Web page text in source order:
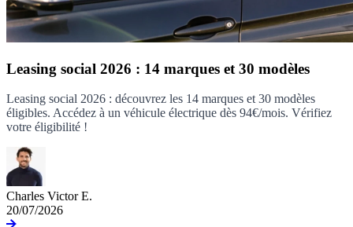
Leasing social 2026 : 14 marques et 30 modèles
Leasing social 2026 : découvrez les 14 marques et 30 modèles
éligibles. Accédez à un véhicule électrique dès 94€/mois. Vérifiez
votre éligibilité !
Charles Victor E.
20/07/2026